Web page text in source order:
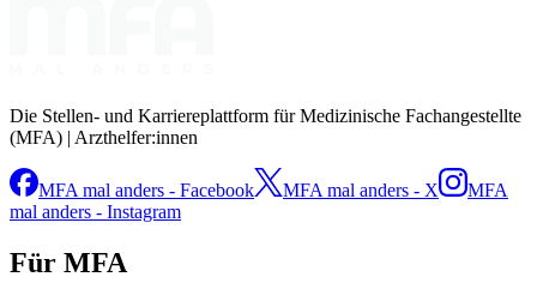
Die Stellen- und Karriereplattform für Medizinische Fachangestellte
(MFA) | Arzthelfer:innen
MFA mal anders - Facebook MFA mal anders - X
MFA
mal anders - Instagram
Für MFA